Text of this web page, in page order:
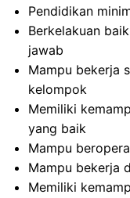
Pendidikan
Berkelakuan
jawab
Mampu bekerja
kelompok
Memiliki
yang baik
Mampu
Mampu bekerja
Memiliki